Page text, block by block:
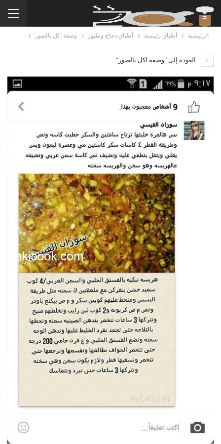
الرئيسية أطباق رئيسية أطباق دجاج وطيور وصفة اكل بالصور
العودة إلى "وصفة اكل بالصور"